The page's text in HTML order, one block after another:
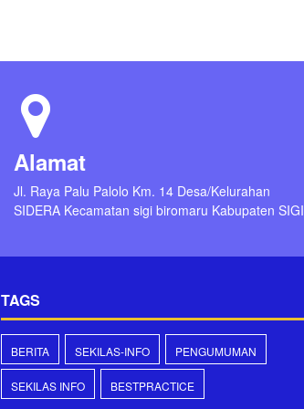
Alamat
Jl. Raya Palu Palolo Km. 14 Desa/Kelurahan
SIDERA Kecamatan sigi biromaru Kabupaten SIGI
TAGS
BERITA SEKILAS-INFO PENGUMUMAN
SEKILAS INFO BESTPRACTICE